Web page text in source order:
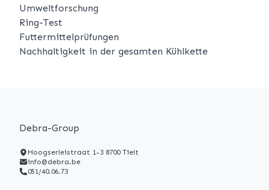
Umweltforschung
Ring-Test
Futtermittelprüfungen
Nachhaltigkeit in der gesamten Kühlkette
Debra-Group
Hoogserleistraat 1-3 8700 Tielt
info@debra.be
051/40.06.73